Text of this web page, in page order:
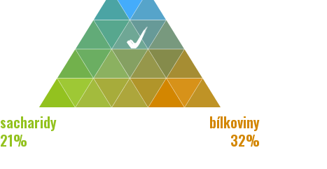
sacharidy
21%
bílkoviny
32%